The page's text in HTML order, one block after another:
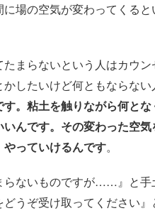
に場の空気が変わってくる
たまらないという人はカウ
したいけど何ともならな
。粘土を触りながら何と
んです。その変わった空
やっていけるんです。
らないものですが……』と手
どうぞ受け取ってください